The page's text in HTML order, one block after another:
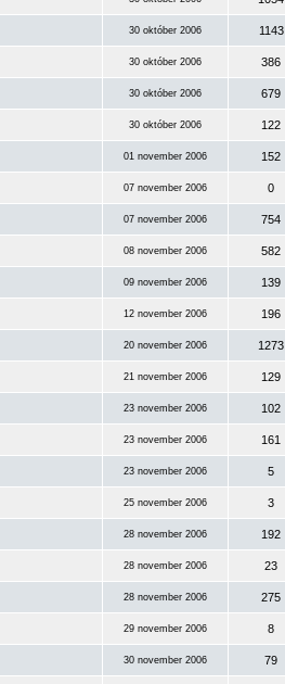
30 október 2006 1143
30 október 2006 386
30 október 2006 679
30 október 2006 122
01 november 2006 152
07 november 2006 0
07 november 2006 754
08 november 2006 582
09 november 2006 139
12 november 2006 196
20 november 2006 1273
21 november 2006 129
23 november 2006 102
23 november 2006 161
23 november 2006 5
25 november 2006 3
28 november 2006 192
28 november 2006 23
28 november 2006 275
29 november 2006 8
30 november 2006 79